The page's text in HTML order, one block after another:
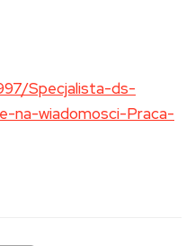
Specjalista-ds-
na-wiadomosci-Praca-